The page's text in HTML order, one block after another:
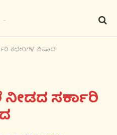
ಕಛೇರಿಗಳ ವಿಷಾದ
ನೀಡದ ಸರ್ಕಾರಿ